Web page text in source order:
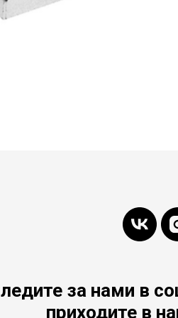
за нами в
приходите в